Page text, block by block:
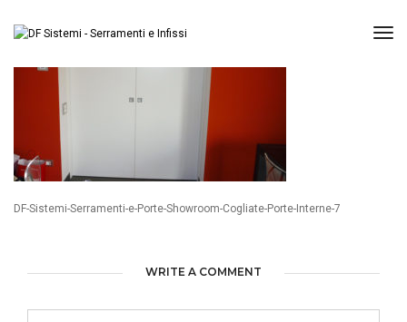
DF-Sistemi-Serramenti-e-Porte-Showroom-Cogliate-Porte-Interne-7
WRITE A COMMENT